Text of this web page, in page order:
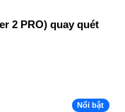
2 PRO) quay quét
Nổi bật